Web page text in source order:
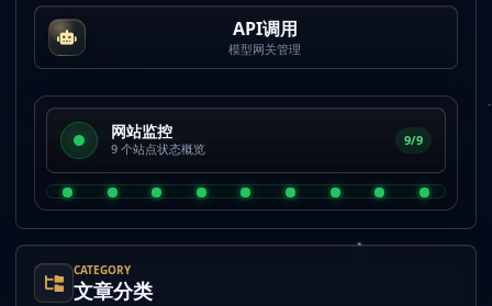
API调用
模型网关管理
网站监控
9 个站点状态概览
9/9
CATEGORY
文章分类